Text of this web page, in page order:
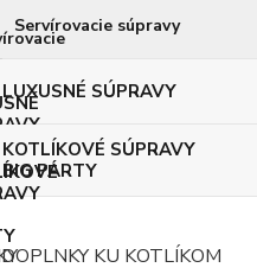
Servírovacie súpravy
LUXUSNÉ SÚPRAVY
KOTLÍKOVÉ SÚPRAVY
BIG PARTY
DOPLNKY KU KOTLÍKOM